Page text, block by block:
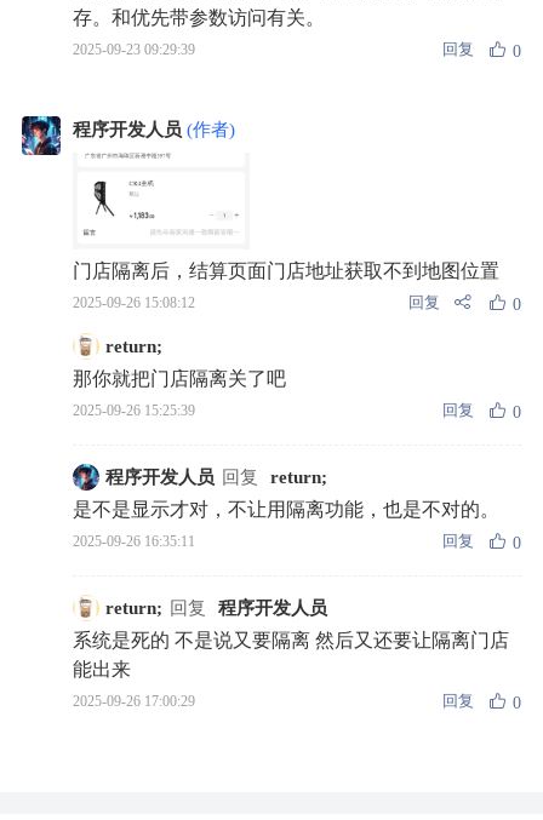
存。和优先带参数访问有关。
2025-09-23 09:29:39 回复 0
程序开发人员 (作者)
门店隔离后，结算页面门店地址获取不到地图位置
2025-09-26 15:08:12 回复 0
return;
那你就把门店隔离关了吧
2025-09-26 15:25:39 回复 0
程序开发人员 回复 return;
是不是显示才对，不让用隔离功能，也是不对的。
2025-09-26 16:35:11 回复 0
return; 回复 程序开发人员
系统是死的 不是说又要隔离 然后又还要让隔离门店
能出来
2025-09-26 17:00:29 回复 0